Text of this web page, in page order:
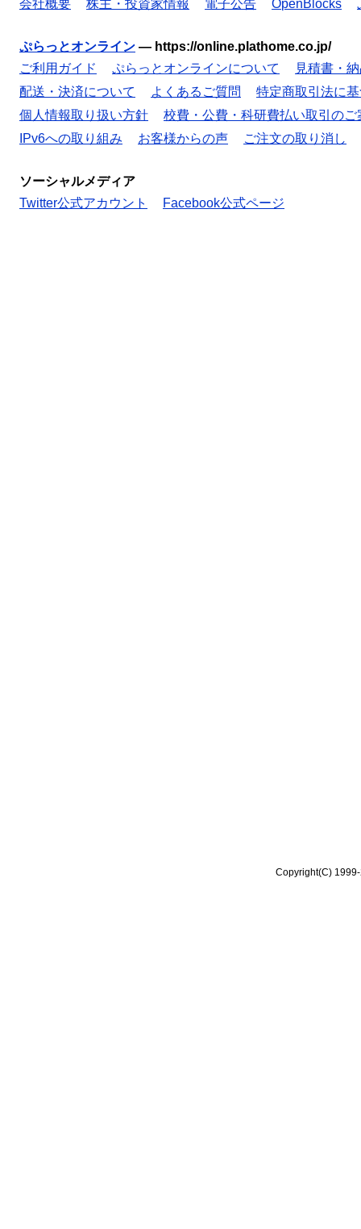
会社概要 株主・投資家情報 電子公告 OpenBlocks
ぷらっとオンライン — https://online.plathome.co.jp/
ご利用ガイド
ぷらっとオンラインについて
見積書・
配送・決済について
よくあるご質問
特定商取引法に
個人情報取り扱い方針
校費・公費・科研費払い取引のご
IPv6への取り組み
お客様からの声 ご注文の取り消し
ソーシャルメディア
Twitter公式アカウント
Facebook公式ページ
Copyright(C)